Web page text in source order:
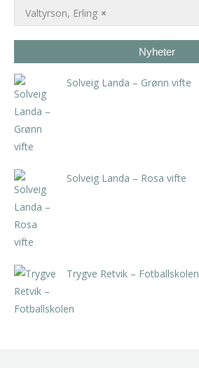
×
Valtyrson, Erling
Nyheter
Solveig Landa – Grønn vifte
Solveig Landa – Rosa vifte
Trygve Retvik – Fotballskolen